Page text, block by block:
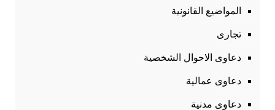
المواضيع القانونية
تجارى
دعاوى الاحوال الشخصية
دعاوى عمالية
دعاوى مدنية